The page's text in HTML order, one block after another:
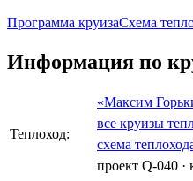
Программа круизаСхема
Информация по
Теплоход:
«Максим
все круизы
схема
проект Q-040 ·